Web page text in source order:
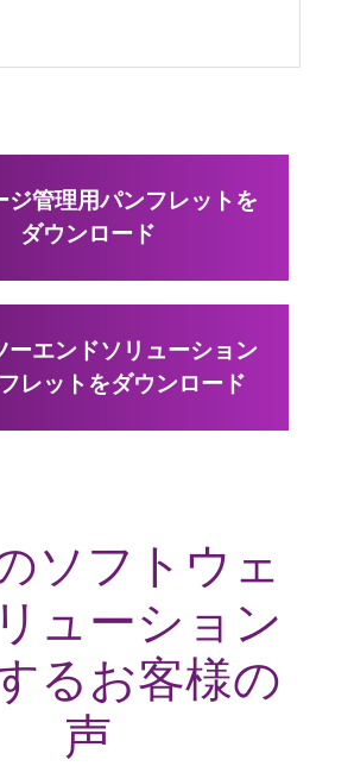
ジ管理用パンフレットを
ダウンロード
ーエンドソリューション
レットをダウンロード
ソフトウェ
ューション
るお客様の
声